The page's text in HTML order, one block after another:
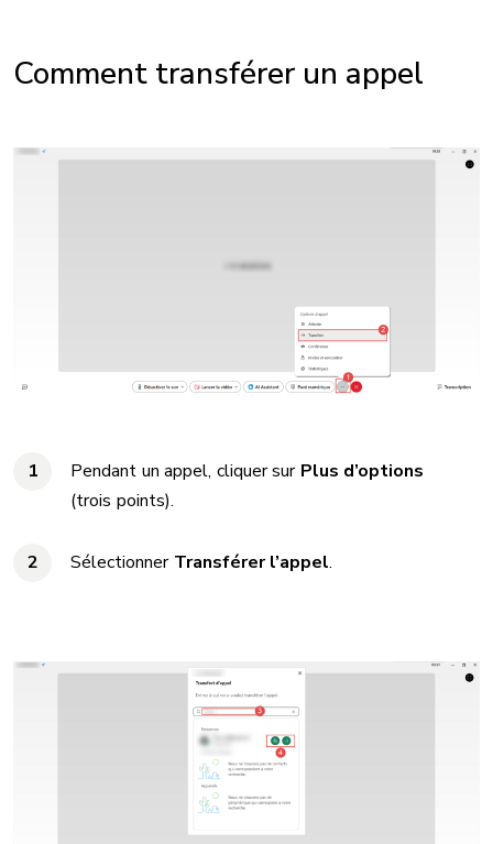
Comment transférer un appel
Pendant un appel, cliquer sur Plus d’options
(trois points).
Sélectionner Transférer l’appel.